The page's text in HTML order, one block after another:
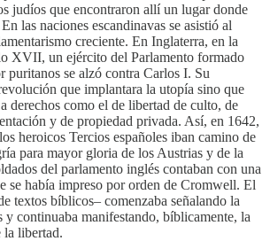
judíos que encontraron allí un lugar donde
las naciones escandinavas se asistió al
creciente. En Inglaterra, en la
XVII, un ejército del Parlamento formado
puritanos se alzó contra Carlos I. Su
que implantara la utopía sino que
derechos como el de libertad de culto, de
y de propiedad privada. Así, en 1642,
heroicos Tercios españoles iban camino de
para mayor gloria de los Austrias y de la
del parlamento inglés contaban con una
se había impreso por orden de Cromwell. El
textos bíblicos– comenzaba señalando la
y continuaba manifestando, bíblicamente, la
la libertad.